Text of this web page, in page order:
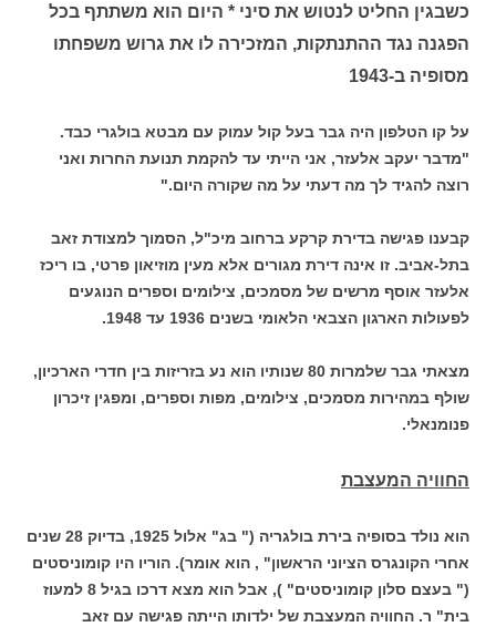
כשבגין החליט לנטוש את סיני * היום הוא משתתף בכל
הפגנה נגד ההתנתקות, המזכירה לו את גרוש משפחתו
מסופיה ב-1943
על קו הטלפון היה גבר בעל קול עמוק עם מבטא בולגרי כבד.
"מדבר יעקב אלעזר, אני הייתי עד להקמת תנועת החרות ואני
רוצה להגיד לך מה דעתי על מה שקורה היום."
קבענו פגישה בדירת קרקע ברחוב מיכ"ל, הסמוך למצודת זאב
בתל-אביב. זו אינה דירת מגורים אלא מעין מוזיאון פרטי, בו ריכז
אלעזר אוסף מרשים של מסמכים, צילומים וספרים הנוגעים
לפעולות הארגון הצבאי הלאומי בשנים 1936 עד 1948.
מצאתי גבר שלמרות 80 שנותיו הוא נע בזריזות בין חדרי הארכיון,
שולף במהירות מסמכים, צילומים, מפות וספרים, ומפגין זיכרון
פנומנאלי.
החוויה המעצבת
הוא נולד בסופיה בירת בולגריה (" בג" אלול 1925, בדיוק 28 שנים
אחרי הקונגרס הציוני הראשון" , הוא אומר). הוריו היו קומוניסטים
(" בעצם סלון קומוניסטים" ), אבל הוא מצא דרכו בגיל 8 למעוז
בית" ר. החוויה המעצבת של ילדותו הייתה פגישה עם זאב